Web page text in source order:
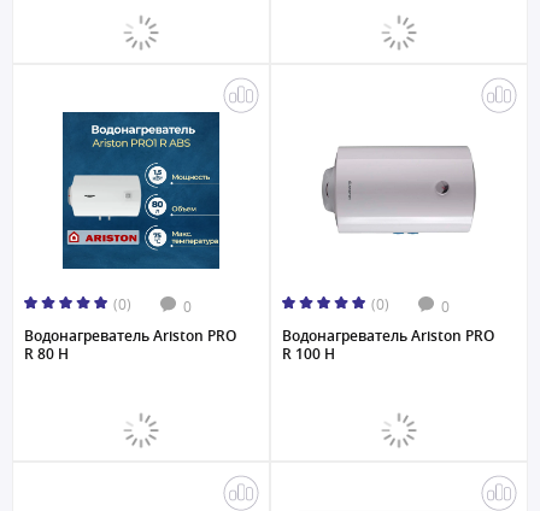
(0) 0
Водонагреватель Ariston PRO
R 80 H
(0) 0
Водонагреватель Ariston PRO
R 100 H